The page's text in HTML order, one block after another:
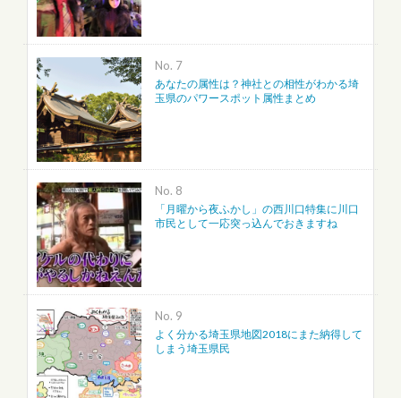
No.
あなたの属性は？神社との相性がわかる埼
玉県のパワースポット属性まとめ
No.
「月曜から夜ふかし」の西川口特集に川口
市民として一応突っ込んでおきますね
No.
よく分かる埼玉県地図2018にまた納得して
しまう埼玉県民